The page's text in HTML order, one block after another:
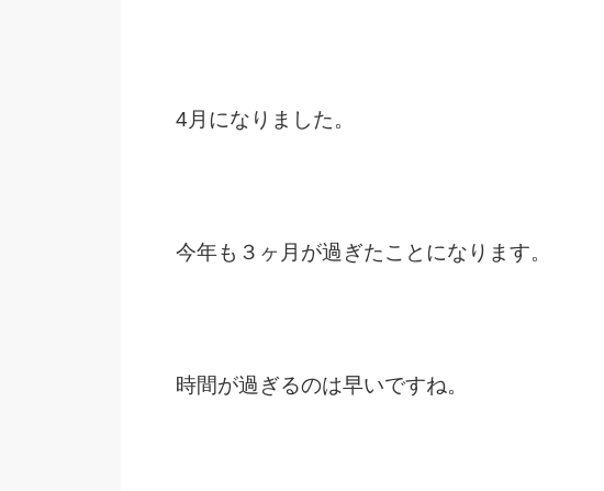
4月になりました。
今年も３ヶ月が過ぎたことになります。
時間が過ぎるのは早いですね。